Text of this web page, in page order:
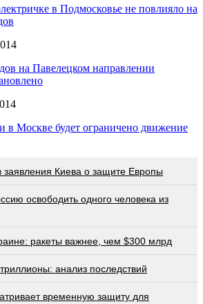
в Подмосковье не повлияло на
на Павелецком направлении
в Москве будет ограничено движение
заявления Киева о защите Европы
освободить одного человека из
ракеты важнее, чем $300 млрд
анализ последствий
временную защиту для